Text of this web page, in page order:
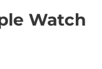
Watch